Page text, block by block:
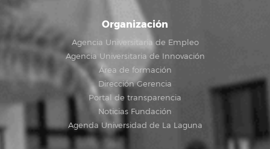
Organización
Agencia Universitaria de Empleo
Agencia Universitaria de Innovación
Área de formación
Dirección Gerencia
Portal de transparencia
Noticias Fundación
Agenda Universidad de La Laguna